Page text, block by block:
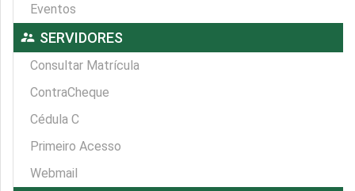
Eventos
supervisor_account SERVIDORES
Consultar Matrícula
ContraCheque
Cédula C
Primeiro Acesso
Webmail